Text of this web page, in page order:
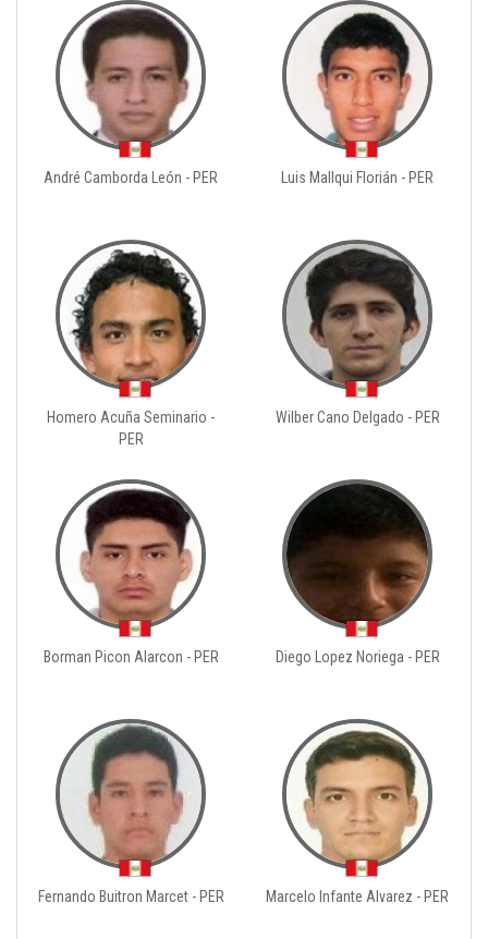
André Camborda León - PER Luis Mallqui Florián - PER
Homero Acuña Seminario -
PER
Wilber Cano Delgado - PER
Borman Picon Alarcon - PER Diego Lopez Noriega - PER
Fernando Buitron Marcet - PER Marcelo Infante Alvarez - PER